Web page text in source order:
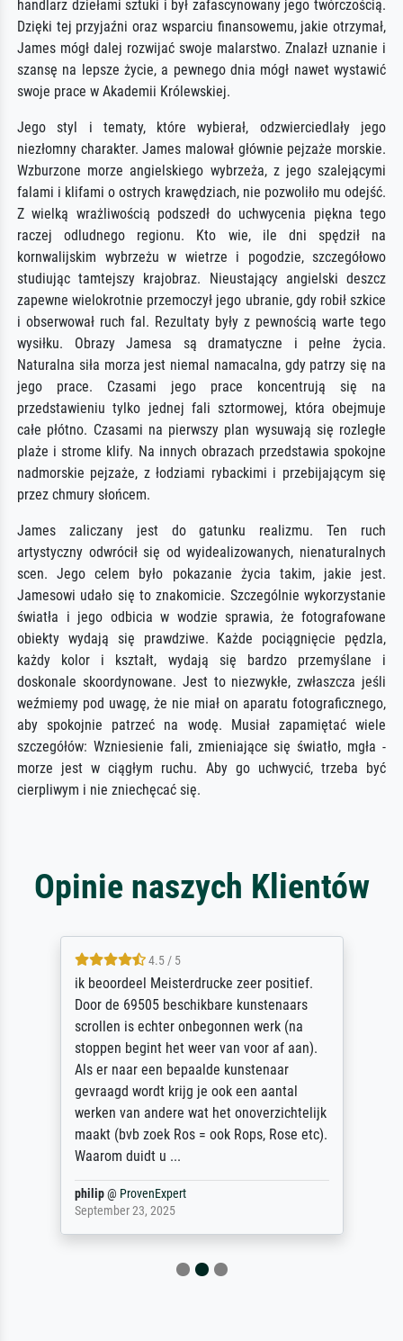
handlarz dziełami sztuki i był zafascynowany jego twórczością.
Dzięki tej przyjaźni oraz wsparciu finansowemu, jakie otrzymał,
James mógł dalej rozwijać swoje malarstwo. Znalazł uznanie i
szansę na lepsze życie, a pewnego dnia mógł nawet wystawić
swoje prace w Akademii Królewskiej.
Jego styl i tematy, które wybierał, odzwierciedlały jego
niezłomny charakter. James malował głównie pejzaże morskie.
Wzburzone morze angielskiego wybrzeża, z jego szalejącymi
falami i klifami o ostrych krawędziach, nie pozwoliło mu odejść.
Z wielką wrażliwością podszedł do uchwycenia piękna tego
raczej odludnego regionu. Kto wie, ile dni spędził na
kornwalijskim wybrzeżu w wietrze i pogodzie, szczegółowo
studiując tamtejszy krajobraz. Nieustający angielski deszcz
zapewne wielokrotnie przemoczył jego ubranie, gdy robił szkice
i obserwował ruch fal. Rezultaty były z pewnością warte tego
wysiłku. Obrazy Jamesa są dramatyczne i pełne życia.
Naturalna siła morza jest niemal namacalna, gdy patrzy się na
jego prace. Czasami jego prace koncentrują się na
przedstawieniu tylko jednej fali sztormowej, która obejmuje
całe płótno. Czasami na pierwszy plan wysuwają się rozległe
plaże i strome klify. Na innych obrazach przedstawia spokojne
nadmorskie pejzaże, z łodziami rybackimi i przebijającym się
przez chmury słońcem.
James zaliczany jest do gatunku realizmu. Ten ruch
artystyczny odwrócił się od wyidealizowanych, nienaturalnych
scen. Jego celem było pokazanie życia takim, jakie jest.
Jamesowi udało się to znakomicie. Szczególnie wykorzystanie
światła i jego odbicia w wodzie sprawia, że fotografowane
obiekty wydają się prawdziwe. Każde pociągnięcie pędzla,
każdy kolor i kształt, wydają się bardzo przemyślane i
doskonale skoordynowane. Jest to niezwykłe, zwłaszcza jeśli
weźmiemy pod uwagę, że nie miał on aparatu fotograficznego,
aby spokojnie patrzeć na wodę. Musiał zapamiętać wiele
szczegółów: Wzniesienie fali, zmieniające się światło, mgła -
morze jest w ciągłym ruchu. Aby go uchwycić, trzeba być
cierpliwym i nie zniechęcać się.
Opinie naszych Klientów
4.5 / 5
ik beoordeel Meisterdrucke zeer positief.
Door de 69505 beschikbare kunstenaars
scrollen is echter onbegonnen werk (na
stoppen begint het weer van voor af aan).
Als er naar een bepaalde kunstenaar
gevraagd wordt krijg je ook een aantal
werken van andere wat het onoverzichtelijk
maakt (bvb zoek Ros = ook Rops, Rose etc).
Waarom duidt u ...
philip@ ProvenExpert
September 23, 2025